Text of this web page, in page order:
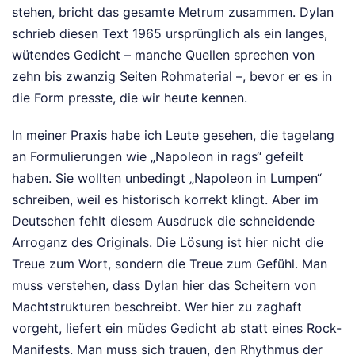
stehen, bricht das gesamte Metrum zusammen. Dylan
schrieb diesen Text 1965 ursprünglich als ein langes,
wütendes Gedicht – manche Quellen sprechen von
zehn bis zwanzig Seiten Rohmaterial –, bevor er es in
die Form presste, die wir heute kennen.
In meiner Praxis habe ich Leute gesehen, die tagelang
an Formulierungen wie „Napoleon in rags“ gefeilt
haben. Sie wollten unbedingt „Napoleon in Lumpen“
schreiben, weil es historisch korrekt klingt. Aber im
Deutschen fehlt diesem Ausdruck die schneidende
Arroganz des Originals. Die Lösung ist hier nicht die
Treue zum Wort, sondern die Treue zum Gefühl. Man
muss verstehen, dass Dylan hier das Scheitern von
Machtstrukturen beschreibt. Wer hier zu zaghaft
vorgeht, liefert ein müdes Gedicht ab statt eines Rock-
Manifests. Man muss sich trauen, den Rhythmus der